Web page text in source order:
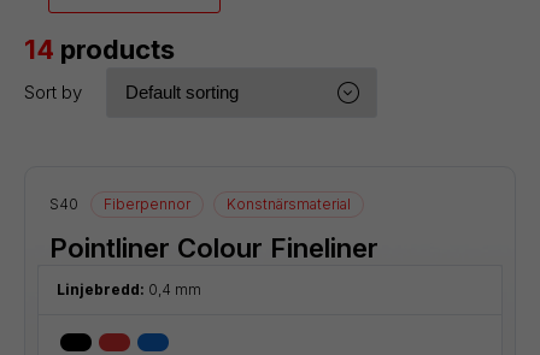
14 products
Sort by
S40 Fiberpennor Konstnärsmaterial
Pointliner Colour Fineliner
Linjebredd: 0,4 mm